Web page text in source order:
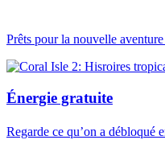
Prêts pour la nouvelle
Énergie gratuite
Regarde ce qu’on a débloqué